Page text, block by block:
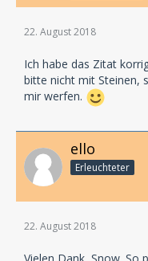
22. August 2018
Ich habe das Zitat
bitte nicht mit Steinen,
mir werfen.
ello
Erleuchteter
22. August 2018